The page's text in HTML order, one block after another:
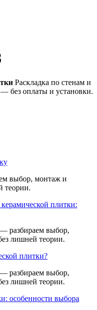
Раскладка по стенам и
без оплаты и установки.
выбор, монтаж и
теории.
плитки:
разбираем выбор,
лишней теории.
плитки?
разбираем выбор,
лишней теории.
особенности выбора